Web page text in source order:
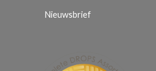
Nieuwsbrief